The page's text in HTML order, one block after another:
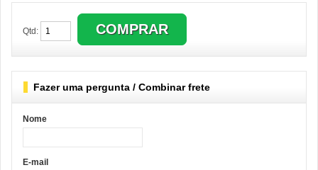
Qtd:
Fazer uma pergunta / Combinar frete
Nome
E-mail